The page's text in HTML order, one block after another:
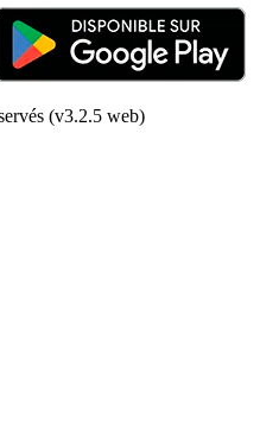
(v3.2.5 web)